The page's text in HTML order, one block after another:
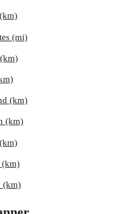
(mi)
(km)
(km)
(km)
(km)